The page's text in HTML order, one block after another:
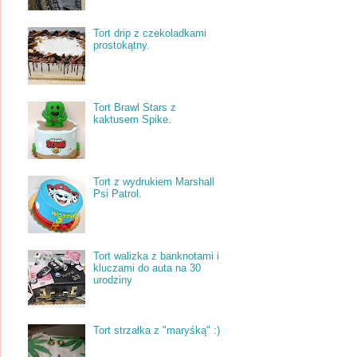
Tort drip z czekoladkami
prostokątny.
Tort Brawl Stars z
kaktusem Spike.
Tort z wydrukiem Marshall
Psi Patrol.
Tort walizka z banknotami i
kluczami do auta na 30
urodziny
Tort strzałka z "maryśką" :)